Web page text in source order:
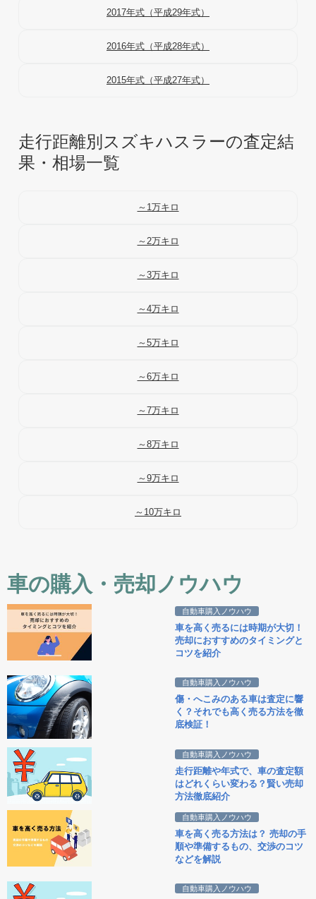
2017年式（平成29年式）
2016年式（平成28年式）
2015年式（平成27年式）
走行距離別スズキハスラーの査定結
果・相場一覧
～1万キロ
～2万キロ
～3万キロ
～4万キロ
～5万キロ
～6万キロ
～7万キロ
～8万キロ
～9万キロ
～10万キロ
車の購入・売却ノウハウ
自動車購入ノウハウ
車を高く売るには時期が大切！
売却におすすめのタイミングと
コツを紹介
自動車購入ノウハウ
傷・へこみのある車は査定に響
く？それでも高く売る方法を徹
底検証！
自動車購入ノウハウ
走行距離や年式で、車の査定額
はどれくらい変わる？賢い売却
方法徹底紹介
自動車購入ノウハウ
車を高く売る方法は？ 売却の手
順や準備するもの、交渉のコツ
などを解説
自動車購入ノウハウ